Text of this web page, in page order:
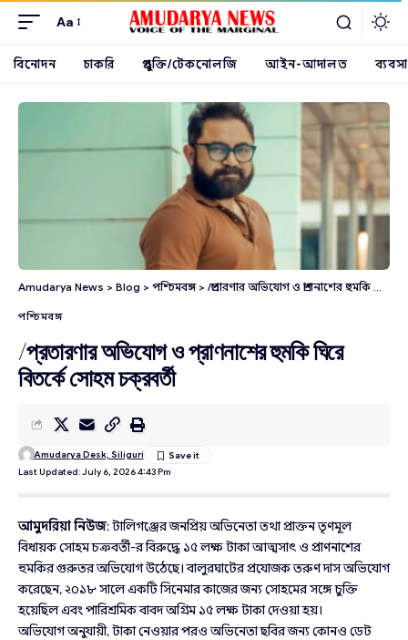
Aa
বিনোদন চাকরি প্রযুক্তি/টেকনোলজি আইন-আদালত ব্যবসা
Amudarya News > Blog > পশ্চিমবঙ্গ> /প্রতারণার অভিযোগ ও প্রাণনাশের হুমকি ঘিরে বিতর্কে সোহম চক্রবর্তী
পশ্চিমবঙ্গ
/প্রতারণার অভিযোগ ও প্রাণনাশের হুমকি ঘিরে
বিতর্কে সোহম চক্রবর্তী
Last Updated: July 6, 2026 4:43 Pm
Amudarya Desk, Siliguri
আমুদরিয়া নিউজ: টালিগঞ্জের জনপ্রিয় অভিনেতা তথা প্রাক্তন তৃণমূল
বিধায়ক সোহম চক্রবর্তী-র বিরুদ্ধে ১৫ লক্ষ টাকা আত্মসাৎ ও প্রাণনাশের
হুমকির গুরুতর অভিযোগ উঠেছে। বালুরঘাটের প্রযোজক তরুণ দাস অভিযোগ
করেছেন, ২০১৮ সালে একটি সিনেমার কাজের জন্য সোহমের সঙ্গে চুক্তি
হয়েছিল এবং পারিশ্রমিক বাবদ অগ্রিম ১৫ লক্ষ টাকা দেওয়া হয়।
অভিযোগ অনুযায়ী, টাকা নেওয়ার পরও অভিনেতা ছবির জন্য কোনও ডেট